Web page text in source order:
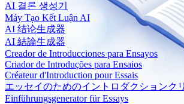
AI 결론 생성기
Máy Tạo Kết Luận AI
AI 结论生成器
AI 結論生成器
Creador de Introducciones para Ensayos
Criador de Introduções para Ensaios
Créateur d'Introduction pour Essais
エッセイのためのイントロダクションク
Einführungsgenerator für Essays